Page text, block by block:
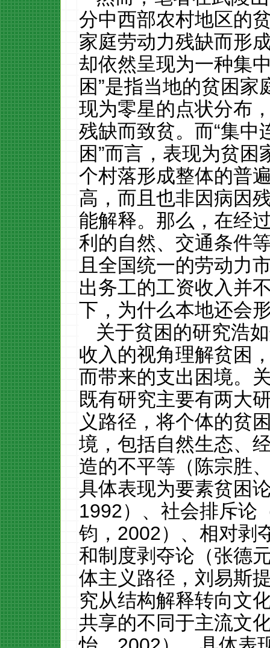
分中西部农村地区的
家庭劳动力残缺而形
却依然呈现为一种集
困”是指当地的贫困家
现为零星的点状分布
残缺而致贫。而“集中
困”而言，表现为贫困
个村落形成整体的普
高，而且也非因病因
能解释。那么，在经
利的自然、交通条件
且全国统一的劳动力
出务工的工资收入并
下，为什么本地还会
关于贫困的研究浩
收入的视角理解贫困
而带来的支出困境。
既有研究主要有两大
义路径，将个体的贫
境，包括自然生态、
造的不平等（陈宗胜
具体表现为要素贫困
1992）、社会排斥论
钧， 2002）、相对剥
和制度剥夺论（张德
体主义路径，刘易斯
究从结构解释转向文
共享的不同于主流文